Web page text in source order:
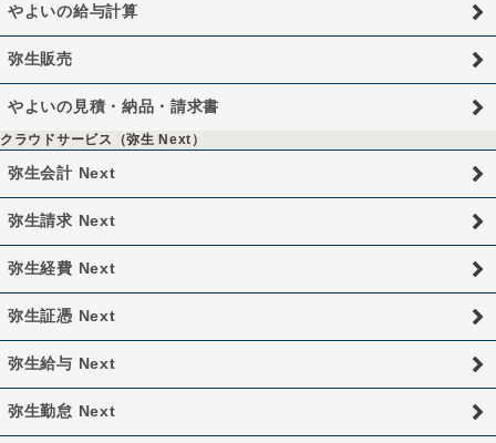
やよいの給与計算
弥生販売
やよいの見積・納品・請求書
クラウドサービス（弥生 Next）
弥生会計 Next
弥生請求 Next
弥生経費 Next
弥生証憑 Next
弥生給与 Next
弥生勤怠 Next